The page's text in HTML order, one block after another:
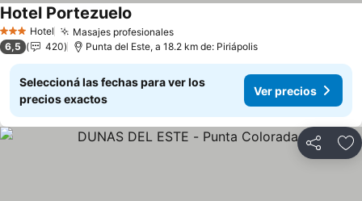
3 Estrellas
Hotel Masajes profesionales
Hotel Portezuelo
6,5 420 Punta del Este, a 18.2 km de: Piriápolis
Seleccioná las fechas para ver los
precios exactos
Ver precios
Compartir